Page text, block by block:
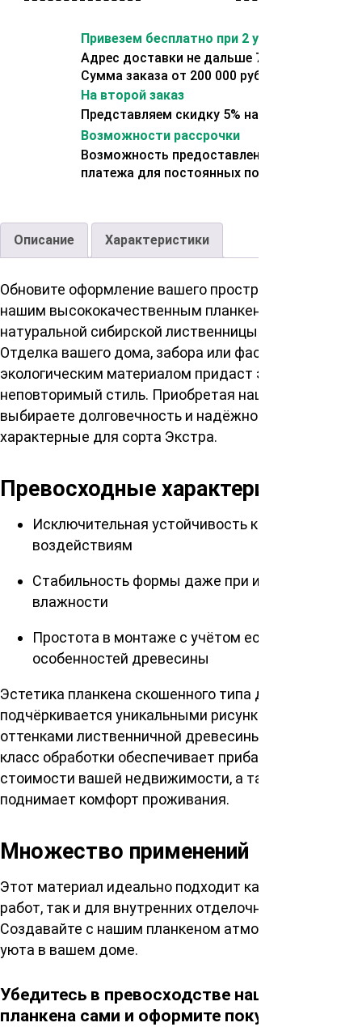
Привезем бесплатно при 2 условиях:
Адрес доставки не дальше 70 км от склада.
Сумма заказа от 200 000 рублей.
На второй заказ
Представляем скидку 5% на второй заказ
Возможности рассрочки
Возможность предоставления отсрочки
платежа для постоянных покупателей.
Описание Характеристики
Обновите оформление вашего пространства с
нашим высококачественным планкеном из
натуральной сибирской лиственницы сорта Экстра.
Отделка вашего дома, забора или фасада этим
экологическим материалом придаст элегантность и
неповторимый стиль. Приобретая наш планкен, вы
выбираете долговечность и надёжность,
характерные для сорта Экстра.
Превосходные характеристики
Исключительная устойчивость к атмосферным
воздействиям
Стабильность формы даже при изменении
влажности
Простота в монтаже с учётом естественных
особенностей древесины
Эстетика планкена скошенного типа дополнительно
подчёркивается уникальными рисунками и
оттенками лиственничной древесины. Высокий
класс обработки обеспечивает прибавление к
стоимости вашей недвижимости, а также
поднимает комфорт проживания.
Множество применений
Этот материал идеально подходит как для внешних
работ, так и для внутренних отделочных проектов.
Создавайте с нашим планкеном атмосферу тепла и
уюта в вашем доме.
Убедитесь в превосходстве нашего
планкена сами и оформите покупку уже